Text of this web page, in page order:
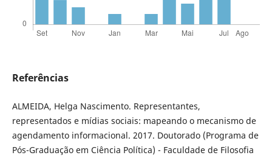
Referências
ALMEIDA, Helga Nascimento. Representantes,
representados e mídias sociais: mapeando o mecanismo de
agendamento informacional. 2017. Doutorado (Programa de
Pós-Graduação em Ciência Política) - Faculdade de Filosofia